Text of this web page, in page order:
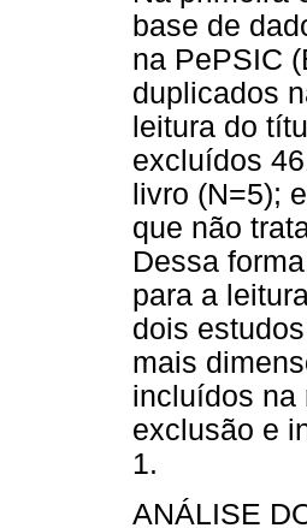
base de
na PePSIC
duplicados
leitura do
excluídos
livro (N=5);
que não
Dessa
para a
dois
mais
incluídos na
exclusão e
1.
ANÁLISE